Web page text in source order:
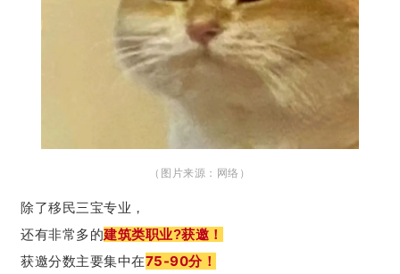
（图片来源：网络）
除了移民三宝专业，
还有非常多的建筑类职业?获邀！
获邀分数主要集中在75-90分！